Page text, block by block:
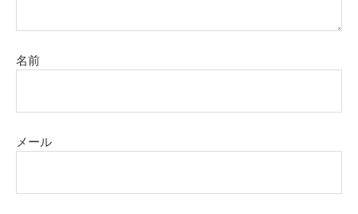
名前
メール